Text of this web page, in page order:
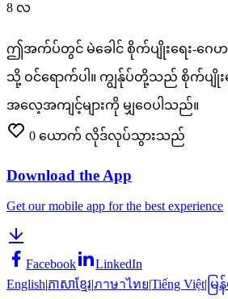
8 လ
ဤအက်ပ်တွင် မဲခေါင် စိုက်ပျိုးရေး-ဂေ
သို့ ဝင်ရောက်ပါ။ ကျွန်ုပ်တို့သည် စိုက်ပျိုး
အလေ့အကျင့်များကို မျှဝေပါသည်။
0 ယောက် လိုဒ်လုပ်သွားသည်
Download the App
Get our mobile app for the best experience
Facebook
LinkedIn
English|ភាសាខ្មែរ|ภาษาไทย|Tiếng Việt| မြ